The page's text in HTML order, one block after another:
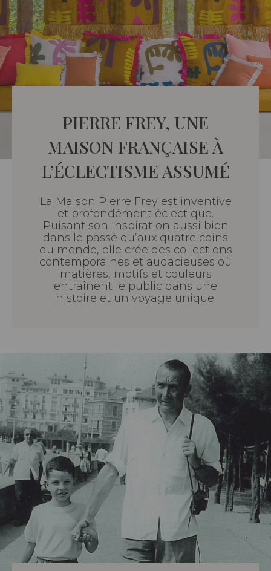
PIERRE FREY, UNE
MAISON FRANÇAISE À
L’ÉCLECTISME ASSUMÉ
La Maison Pierre Frey est inventive
et profondément éclectique.
Puisant son inspiration aussi bien
dans le passé qu’aux quatre coins
du monde, elle crée des collections
contemporaines et audacieuses où
matières, motifs et couleurs
entraînent le public dans une
histoire et un voyage unique.